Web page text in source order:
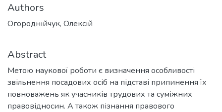
Authors
Огороднійчук, Олексій
Abstract
Метою наукової роботи є визначення особливості
звільнення посадових осіб на підставі припинення їх
повноважень як учасників трудових та суміжних
правовідносин. А також пізнання правового